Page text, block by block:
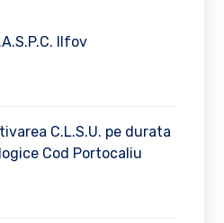
Ilfov
C.L.S.U. pe durata
Cod Portocaliu